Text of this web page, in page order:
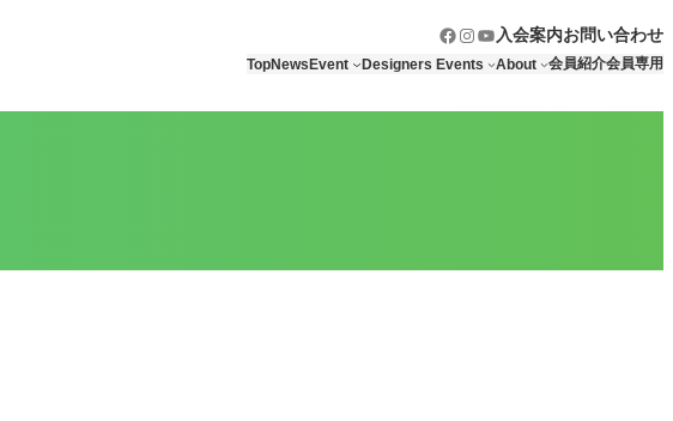
Facebook
Instagram
YouTube
入会案内お問い合わせ
TopNewsEvent Designers Events About 会員紹介会員専用